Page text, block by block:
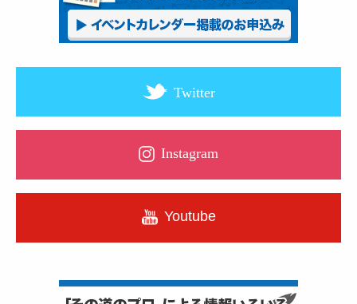
Twitter
Instagram
Youtube